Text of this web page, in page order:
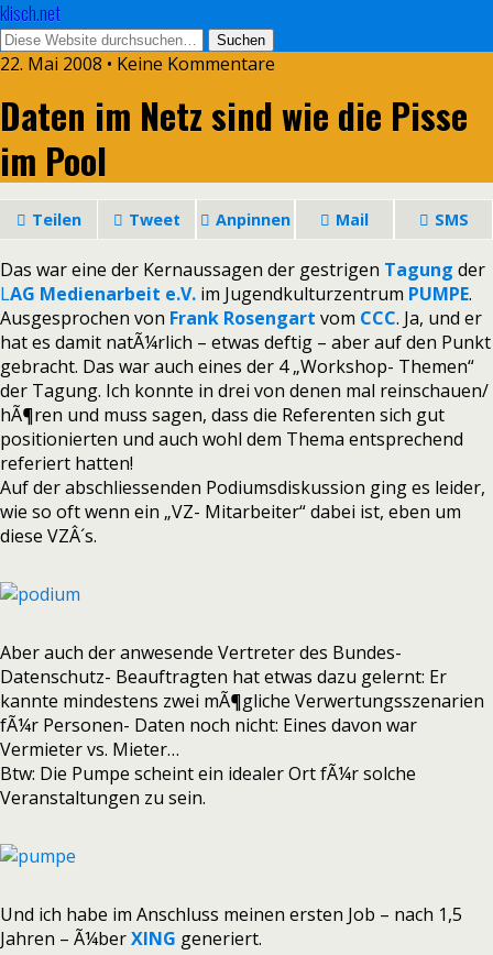
klisch.net
22. Mai 2008 • Keine Kommentare
Daten im Netz sind wie die Pisse
im Pool
Teilen Tweet Anpinnen Mail SMS
Das war eine der Kernaussagen der gestrigen Tagung der
LAG Medienarbeit e.V. im Jugendkulturzentrum PUMPE.
Ausgesprochen von Frank Rosengart vom CCC. Ja, und er
hat es damit natÃ¼rlich – etwas deftig – aber auf den Punkt
gebracht. Das war auch eines der 4 „Workshop- Themen“
der Tagung. Ich konnte in drei von denen mal reinschauen/
hÃ¶ren und muss sagen, dass die Referenten sich gut
positionierten und auch wohl dem Thema entsprechend
referiert hatten!
Auf der abschliessenden Podiumsdiskussion ging es leider,
wie so oft wenn ein „VZ- Mitarbeiter“ dabei ist, eben um
diese VZÂ´s.
Aber auch der anwesende Vertreter des Bundes-
Datenschutz- Beauftragten hat etwas dazu gelernt: Er
kannte mindestens zwei mÃ¶gliche Verwertungsszenarien
fÃ¼r Personen- Daten noch nicht: Eines davon war
Vermieter vs. Mieter…
Btw: Die Pumpe scheint ein idealer Ort fÃ¼r solche
Veranstaltungen zu sein.
Und ich habe im Anschluss meinen ersten Job – nach 1,5
Jahren – Ã¼berXING generiert.